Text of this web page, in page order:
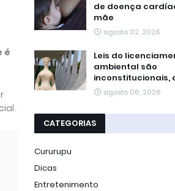
é
de doença
mãe
agosto 02, 2026
Leis do
ambiental são
inconstitucionais,
agosto 06, 2026
CATEGORIAS
Cururupu
Dicas
Entretenimento